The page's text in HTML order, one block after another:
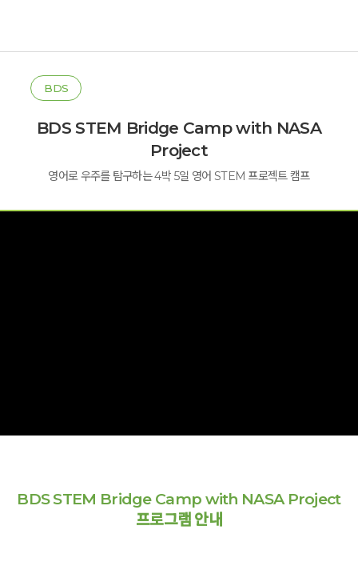
BDS
BDS STEM Bridge Camp with NASA
Project
영어로 우주를 탐구하는 4박 5일 영어 STEM 프로젝트 캠프
BDS STEM Bridge Camp with NASA Project
프로그램 안내